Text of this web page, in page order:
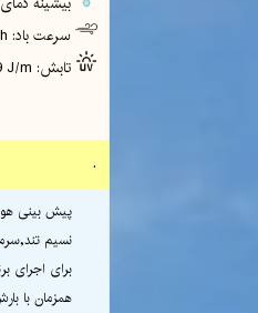
30 K/h :سرعت باد
.
پیش بینی
نسیم
برای اجرای
همزمان با بارش